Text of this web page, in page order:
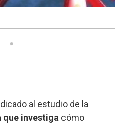
al estudio de la
que investiga cómo